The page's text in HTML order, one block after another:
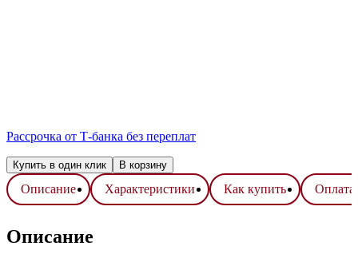
Рассрочка от Т-банка без переплат
Купить в один клик В корзину
Описание Характеристики Как купить Оплата
Описание